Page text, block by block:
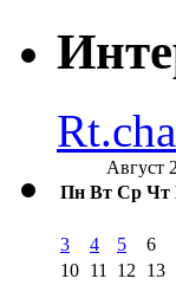
Август
Пн Вт Ср Чт
3
4 5 6
10 11 12 13